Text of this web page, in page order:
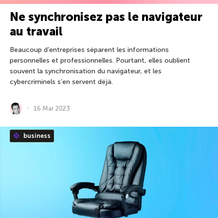
Ne synchronisez pas le navigateur
au travail
Beaucoup d’entreprises séparent les informations
personnelles et professionnelles. Pourtant, elles oublient
souvent la synchronisation du navigateur, et les
cybercriminels s’en servent déjà.
16 Mar 2023
business